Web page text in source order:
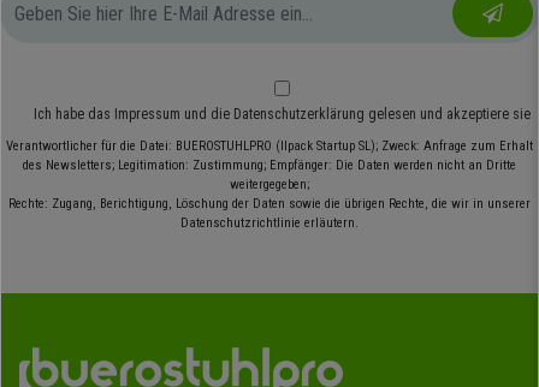
Ich habe das Impressum und die Datenschutzerklärung gelesen und akzeptiere sie
Verantwortlicher für die Datei: BUEROSTUHLPRO (Ilpack Startup SL); Zweck: Anfrage zum Erhalt
des Newsletters; Legitimation: Zustimmung; Empfänger: Die Daten werden nicht an Dritte
weitergegeben;
Rechte: Zugang, Berichtigung, Löschung der Daten sowie die übrigen Rechte, die wir in unserer
Datenschutzrichtlinie erläutern.